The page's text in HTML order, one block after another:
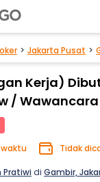
Jakarta Pusat
Kerja)
/
Tidak
Pratiwidi Gambir,